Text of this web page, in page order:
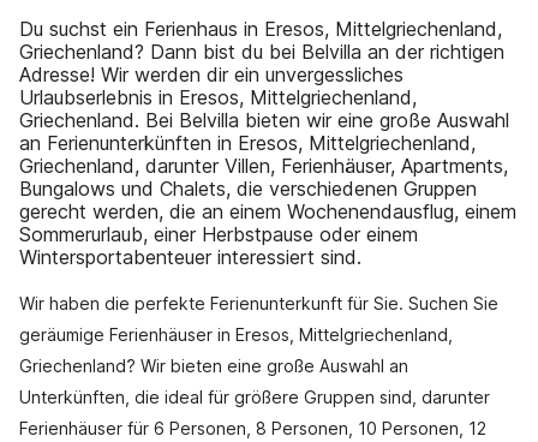
Du suchst ein Ferienhaus in Eresos, Mittelgriechenland,
Griechenland? Dann bist du bei Belvilla an der richtigen
Adresse! Wir werden dir ein unvergessliches
Urlaubserlebnis in Eresos, Mittelgriechenland,
Griechenland. Bei Belvilla bieten wir eine große Auswahl
an Ferienunterkünften in Eresos, Mittelgriechenland,
Griechenland, darunter Villen, Ferienhäuser, Apartments,
Bungalows und Chalets, die verschiedenen Gruppen
gerecht werden, die an einem Wochenendausflug, einem
Sommerurlaub, einer Herbstpause oder einem
Wintersportabenteuer interessiert sind.
Wir haben die perfekte Ferienunterkunft für Sie. Suchen Sie
geräumige Ferienhäuser in Eresos, Mittelgriechenland,
Griechenland? Wir bieten eine große Auswahl an
Unterkünften, die ideal für größere Gruppen sind, darunter
Ferienhäuser für 6 Personen, 8 Personen, 10 Personen, 12